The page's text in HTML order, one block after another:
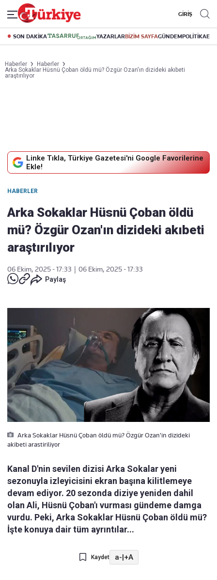
GİRİŞ
SON DAKİKA YAZARLARBİZİM SAYFAGÜNDEMPOLİTİKA
Haberler
Haberler
Arka Sokaklar Hüsnü Çoban öldü mü? Özgür Ozan'ın dizideki akıbeti
araştırılıyor
Linke Tıkla, Türkiye Gazetesi'ni Google Favorilerine
Ekle!
HABERLER
Arka Sokaklar Hüsnü Çoban öldü
mü? Özgür Ozan'ın dizideki akıbeti
araştırılıyor
06 Ekim, 2025 - 17:33
06 Ekim, 2025 - 17:33
Paylaş
Arka Sokaklar Hüsnü Çoban öldü mü? Özgür Ozan'in dizideki
akibeti arastiriliyor
Kanal D'nin sevilen dizisi Arka Sokalar yeni
sezonuyla izleyicisini ekran başına kilitlemeye
devam ediyor. 20 sezonda diziye yeniden dahil
olan Ali, Hüsnü Çoban'ı vurması gündeme damga
vurdu. Peki, Arka Sokaklar Hüsnü Çoban öldü mü?
İşte konuya dair tüm ayrıntılar...
Kaydet a-|+A